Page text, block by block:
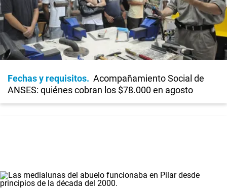
Fechas y requisitos
Acompañamiento Social de
ANSES: quiénes cobran los $78.000 en agosto